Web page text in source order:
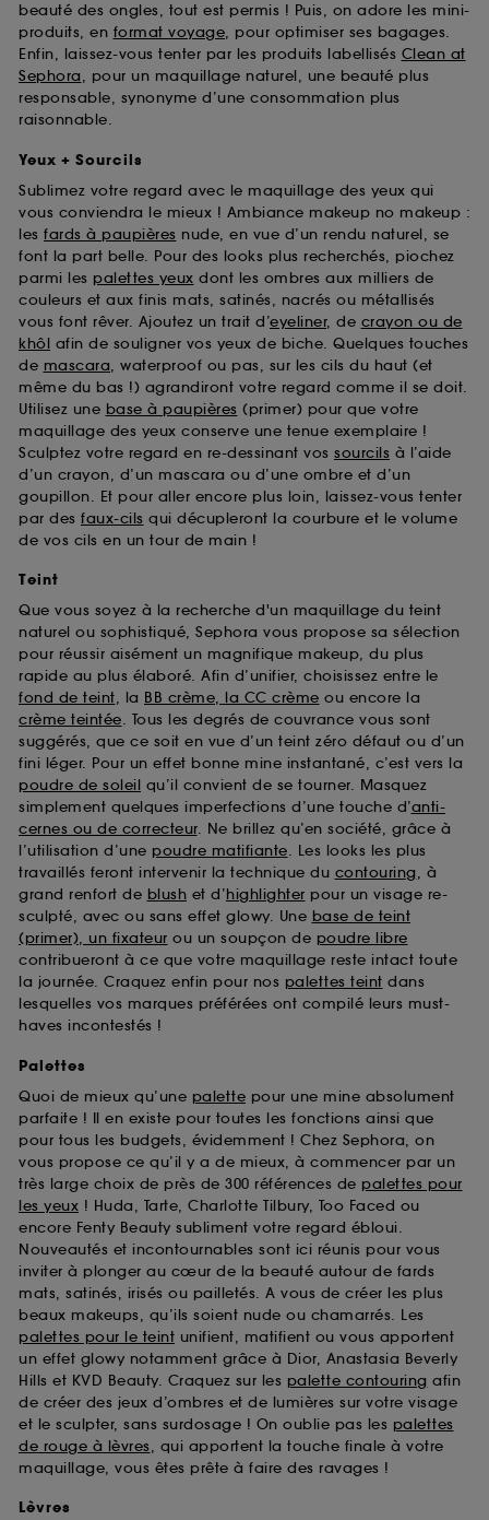
beauté des ongles, tout est permis ! Puis, on adore les mini-
produits, en format voyage, pour optimiser ses bagages.
Enfin, laissez-vous tenter par les produits labellisés Clean at
Sephora, pour un maquillage naturel, une beauté plus
responsable, synonyme d’une consommation plus
raisonnable.
Yeux + Sourcils
Sublimez votre regard avec le maquillage des yeux qui
vous conviendra le mieux ! Ambiance makeup no makeup :
les fards à paupières nude, en vue d’un rendu naturel, se
font la part belle. Pour des looks plus recherchés, piochez
parmi les palettes yeux dont les ombres aux milliers de
couleurs et aux finis mats, satinés, nacrés ou métallisés
vous font rêver. Ajoutez un trait d’eyeliner, de crayon ou de
khôl afin de souligner vos yeux de biche. Quelques touches
de mascara, waterproof ou pas, sur les cils du haut (et
même du bas !) agrandiront votre regard comme il se doit.
Utilisez une base à paupières (primer) pour que votre
maquillage des yeux conserve une tenue exemplaire !
Sculptez votre regard en re-dessinant vos sourcils à l’aide
d’un crayon, d’un mascara ou d’une ombre et d’un
goupillon. Et pour aller encore plus loin, laissez-vous tenter
par des faux-cils qui décupleront la courbure et le volume
de vos cils en un tour de main !
Teint
Que vous soyez à la recherche d'un maquillage du teint
naturel ou sophistiqué, Sephora vous propose sa sélection
pour réussir aisément un magnifique makeup, du plus
rapide au plus élaboré. Afin d’unifier, choisissez entre le
fond de teint, la BB crème, la CC crème ou encore la
crème teintée. Tous les degrés de couvrance vous sont
suggérés, que ce soit en vue d’un teint zéro défaut ou d’un
fini léger. Pour un effet bonne mine instantané, c’est vers la
poudre de soleil qu’il convient de se tourner. Masquez
simplement quelques imperfections d’une touche d’anti-
cernes ou de correcteur. Ne brillez qu’en société, grâce à
l’utilisation d’une poudre matifiante. Les looks les plus
travaillés feront intervenir la technique du contouring, à
grand renfort de blush et d’highlighter pour un visage re-
sculpté, avec ou sans effet glowy. Une base de teint
(primer), un fixateur ou un soupçon de poudre libre
contribueront à ce que votre maquillage reste intact toute
la journée. Craquez enfin pour nos palettes teint dans
lesquelles vos marques préférées ont compilé leurs must-
haves incontestés !
Palettes
Quoi de mieux qu’une palette pour une mine absolument
parfaite ! Il en existe pour toutes les fonctions ainsi que
pour tous les budgets, évidemment ! Chez Sephora, on
vous propose ce qu’il y a de mieux, à commencer par un
très large choix de près de 300 références de palettes pour
les yeux ! Huda, Tarte, Charlotte Tilbury, Too Faced ou
encore Fenty Beauty subliment votre regard ébloui.
Nouveautés et incontournables sont ici réunis pour vous
inviter à plonger au cœur de la beauté autour de fards
mats, satinés, irisés ou pailletés. A vous de créer les plus
beaux makeups, qu’ils soient nude ou chamarrés. Les
palettes pour le teint unifient, matifient ou vous apportent
un effet glowy notamment grâce à Dior, Anastasia Beverly
Hills et KVD Beauty. Craquez sur les palette contouring afin
de créer des jeux d’ombres et de lumières sur votre visage
et le sculpter, sans surdosage ! On oublie pas les palettes
de rouge à lèvres, qui apportent la touche finale à votre
maquillage, vous êtes prête à faire des ravages !
Lèvres